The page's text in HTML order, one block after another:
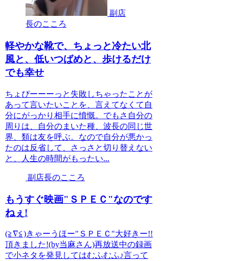
副店
長のこころ
軽やかな靴で、ちょっと冷たい北
風と、低いつばめと、歩けるだけ
でも幸せ
ちょぴーーーっと失敗しちゃったことが
あって言いたいことを、言えてなくて自
分にがっかり相手に憤慨。でもさ自分の
周りは、自分のまいた種、波長の同じ世
界、類は友を呼ぶ。なので自分が悪かっ
たのは反省して、さっさと切り替えない
と、人生の時間がもったい...
副店長のこころ
もうすぐ映画"ＳＰＥＣ"なのです
ねぇ!
(≧∇≦)きゃーうほー"ＳＰＥＣ"大好きー!!
頂きました!(by当麻さん)再放送中の録画
で小ネタを発見してはむふむふ♪言って